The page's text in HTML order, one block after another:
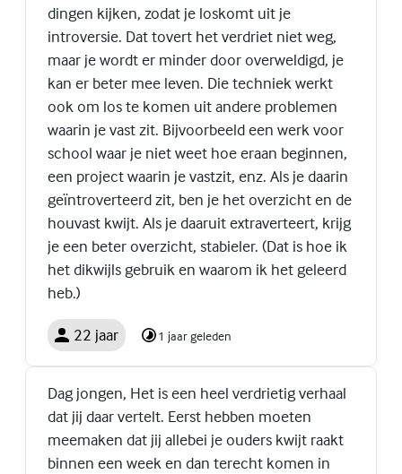
dingen kijken, zodat je loskomt uit je
introversie. Dat tovert het verdriet niet weg,
maar je wordt er minder door overweldigd, je
kan er beter mee leven. Die techniek werkt
ook om los te komen uit andere problemen
waarin je vast zit. Bijvoorbeeld een werk voor
school waar je niet weet hoe eraan beginnen,
een project waarin je vastzit, enz. Als je daarin
geïntroverteerd zit, ben je het overzicht en de
houvast kwijt. Als je daaruit extraverteert, krijg
je een beter overzicht, stabieler. (Dat is hoe ik
het dikwijls gebruik en waarom ik het geleerd
heb.)
22 jaar 1 jaar geleden
Dag jongen, Het is een heel verdrietig verhaal
dat jij daar vertelt. Eerst hebben moeten
meemaken dat jij allebei je ouders kwijt raakt
binnen een week en dan terecht komen in